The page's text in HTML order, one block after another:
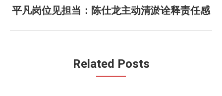
航
文
未
章：
平凡岗位见担当：陈仕龙主动清淤诠释责任感
Related Posts